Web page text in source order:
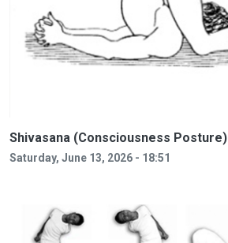
Shivasana (Consciousness Posture)
Saturday, June 13, 2026 - 18:51